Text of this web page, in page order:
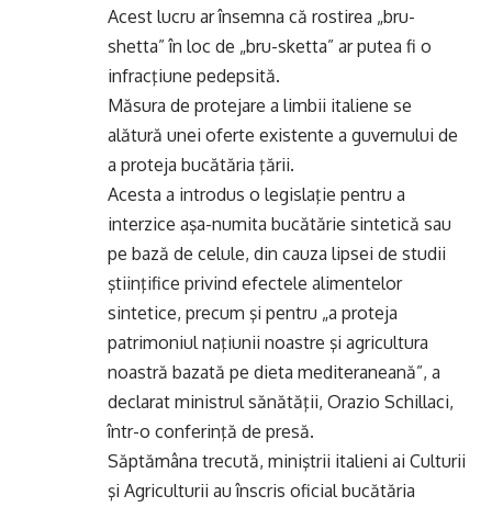
Acest lucru ar însemna că rostirea „bru-
shetta” în loc de „bru-sketta” ar putea fi o
infracţiune pedepsită.
Măsura de protejare a limbii italiene se
alătură unei oferte existente a guvernului de
a proteja bucătăria ţării.
Acesta a introdus o legislaţie pentru a
interzice aşa-numita bucătărie sintetică sau
pe bază de celule, din cauza lipsei de studii
ştiinţifice privind efectele alimentelor
sintetice, precum şi pentru „a proteja
patrimoniul naţiunii noastre şi agricultura
noastră bazată pe dieta mediteraneană”, a
declarat ministrul sănătăţii, Orazio Schillaci,
într-o conferinţă de presă.
Săptămâna trecută, miniştrii italieni ai Culturii
şi Agriculturii au înscris oficial bucătăria